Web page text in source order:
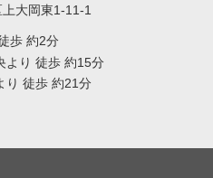
大岡東1-11-1
歩 約2分
より 徒歩 約15分
り 徒歩 約21分